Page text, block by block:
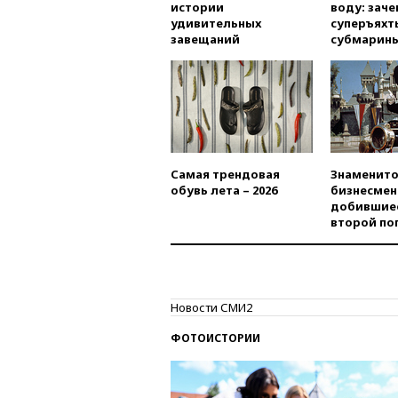
истории
удивительных
завещаний
воду:
Самая трендовая
обувь лета – 2026
второй
Новости СМИ2
ФОТОИСТОРИИ